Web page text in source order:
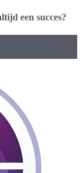
een succes?